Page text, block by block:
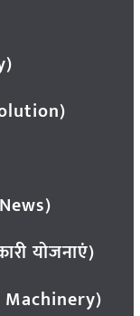
योजनाएं)
Machinery)